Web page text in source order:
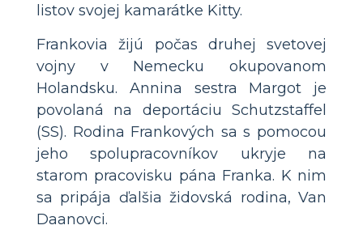
listov svojej kamarátke Kitty.
Frankovia žijú počas druhej svetovej
vojny v Nemecku okupovanom
Holandsku. Annina sestra Margot je
povolaná na deportáciu Schutzstaffel
(SS). Rodina Frankových sa s pomocou
jeho spolupracovníkov ukryje na
starom pracovisku pána Franka. K nim
sa pripája ďalšia židovská rodina, Van
Daanovci.